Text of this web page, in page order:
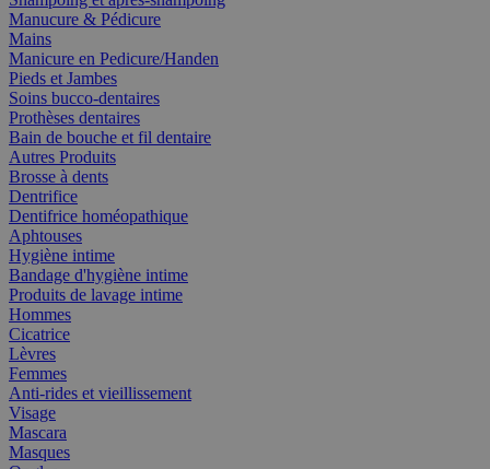
Manucure & Pédicure
Mains
Manicure en Pedicure/Handen
Pieds et Jambes
Soins bucco-dentaires
Prothèses dentaires
Bain de bouche et fil dentaire
Autres Produits
Brosse à dents
Dentrifice
Dentifrice homéopathique
Aphtouses
Hygiène intime
Bandage d'hygiène intime
Produits de lavage intime
Hommes
Cicatrice
Lèvres
Femmes
Anti-rides et vieillissement
Visage
Mascara
Masques